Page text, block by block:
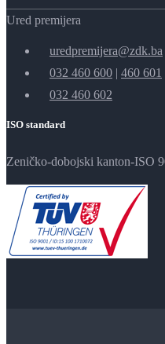
Ured premijera
uredpremijera@zdk.ba
032 460 600 | 460 601
032 460 602
ISO standard
Zeničko-dobojski kanton-ISO